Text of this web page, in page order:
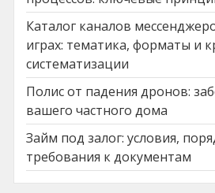
Каталог каналов
играх: тематика, форматы и
систематизации
Полис от падения дронов:
вашего частного дома
Займ под залог: условия,
требования к документам